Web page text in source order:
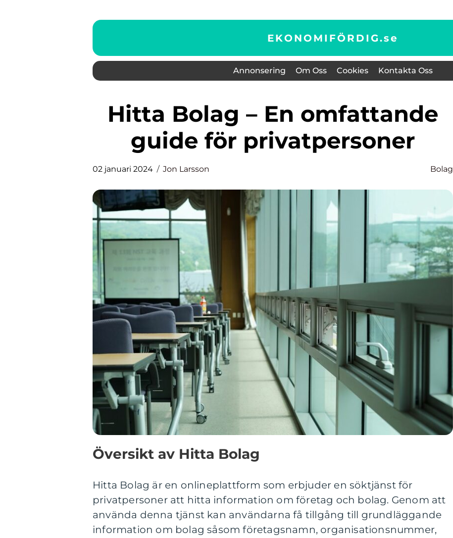
EKONOMIFÖRDIG.se
Annonsering Om Oss Cookies Kontakta Oss
Hitta Bolag – En omfattande
guide för privatpersoner
02 januari 2024 Jon Larsson Bolag
Översikt av Hitta Bolag
Hitta Bolag är en onlineplattform som erbjuder en söktjänst för
privatpersoner att hitta information om företag och bolag. Genom att
använda denna tjänst kan användarna få tillgång till grundläggande
information om bolag såsom företagsnamn, organisationsnummer,